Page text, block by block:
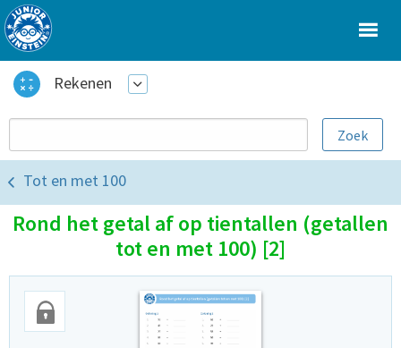
Rekenen
Tot en met 100
Rond het getal af op tientallen (getallen
tot en met 100) [2]